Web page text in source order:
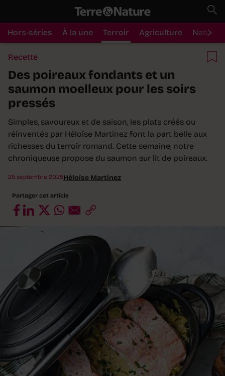
Hors-séries À la une Terroir Agriculture Nature
Recette
Des poireaux fondants et un
saumon moelleux pour les soirs
pressés
Simples, savoureux et de saison, les plats créés ou
réinventés par Héloïse Martinez font la part belle aux
richesses du terroir romand. Cette semaine, notre
chroniqueuse propose du saumon sur lit de poireaux.
25 septembre 2025Héloïse Martinez
Partager cet article